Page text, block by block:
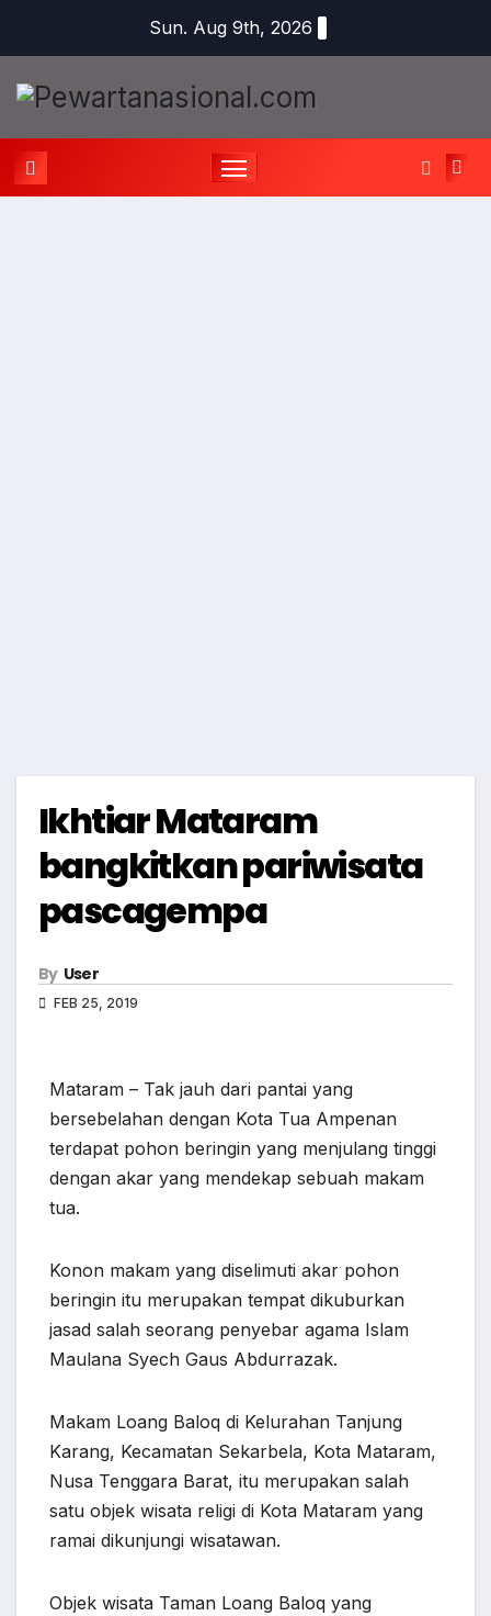
Sun. Aug 9th, 2026
Ikhtiar Mataram
bangkitkan pariwisata
pascagempa
By User
FEB 25, 2019
Mataram – Tak jauh dari pantai yang
bersebelahan dengan Kota Tua Ampenan
terdapat pohon beringin yang menjulang tinggi
dengan akar yang mendekap sebuah makam
tua.
Konon makam yang diselimuti akar pohon
beringin itu merupakan tempat dikuburkan
jasad salah seorang penyebar agama Islam
Maulana Syech Gaus Abdurrazak.
Makam Loang Baloq di Kelurahan Tanjung
Karang, Kecamatan Sekarbela, Kota Mataram,
Nusa Tenggara Barat, itu merupakan salah
satu objek wisata religi di Kota Mataram yang
ramai dikunjungi wisatawan.
Objek wisata Taman Loang Baloq yang